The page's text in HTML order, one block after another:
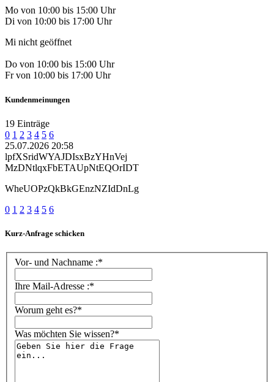
Mo von 10:00 bis 15:00 Uhr
Di von 10:00 bis 17:00 Uhr
Mi nicht geöffnet
Do von 10:00 bis 15:00 Uhr
Fr von 10:00 bis 17:00 Uhr
Kundenmeinungen
19 Einträge
0 1 2 3 4 5 6
25.07.2026 20:58
lpfXSridWYAJDIsxBzYHnVej
MzDNtlqxFbETAUpNtEQOrIDT
WheUOPzQkBkGEnzNZIdDnLg
0 1 2 3 4 5 6
Kurz-Anfrage schicken
Vor- und Nachname :*
Ihre Mail-Adresse :*
Worum geht es?*
Was möchten Sie wissen?*